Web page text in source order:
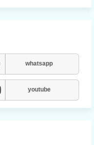
whatsapp
youtube